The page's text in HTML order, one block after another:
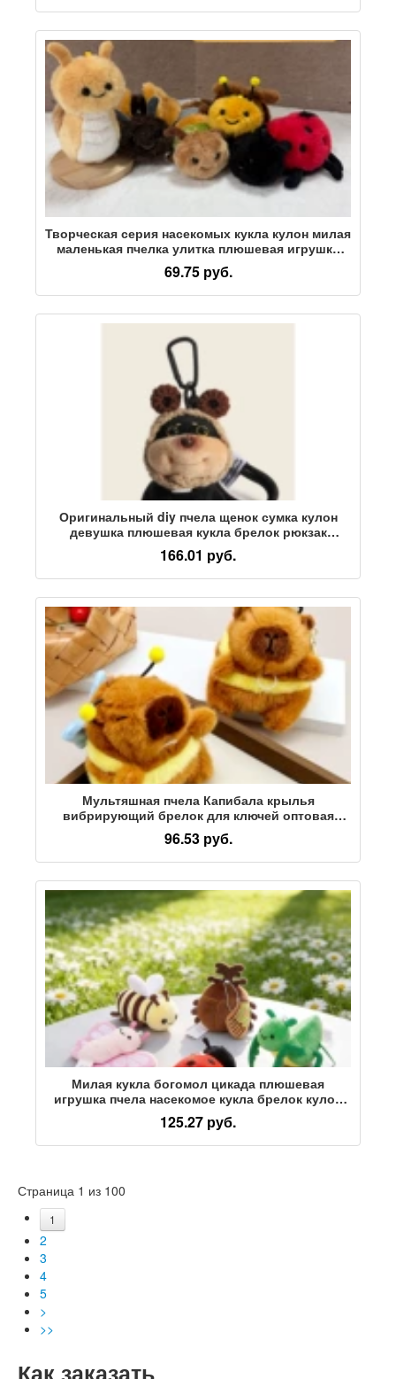
Творческая серия насекомых кукла кулон милая
маленькая пчелка улитка плюшевая игрушка
сумка кулон брелок оптом
69.75 руб.
Оригинальный diy пчела щенок сумка кулон
девушка плюшевая кукла брелок рюкзак
школьная сумка кулон маленькая кукла
166.01 руб.
Мультяшная пчела Капибала крылья
вибрирующий брелок для ключей оптовая
продажа милой куклы-стойла капибары,
небольшие подарки для внешней торговли
96.53 руб.
Милая кукла богомол цикада плюшевая
игрушка пчела насекомое кукла брелок кулон
рюкзак оптовая продажа куклы
125.27 руб.
Страница 1 из 100
1
2
3
4
5
>
>>
Как заказать